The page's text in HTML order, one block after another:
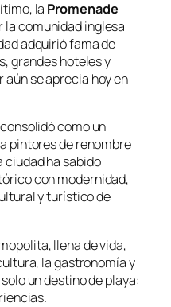
la Promenade
la comunidad inglesa
adquirió fama de
grandes hoteles y
aún se aprecia hoy en
como un
pintores de renombre
ciudad ha sabido
con modernidad,
y turístico de
llena de vida,
la gastronomía y
un destino de playa: